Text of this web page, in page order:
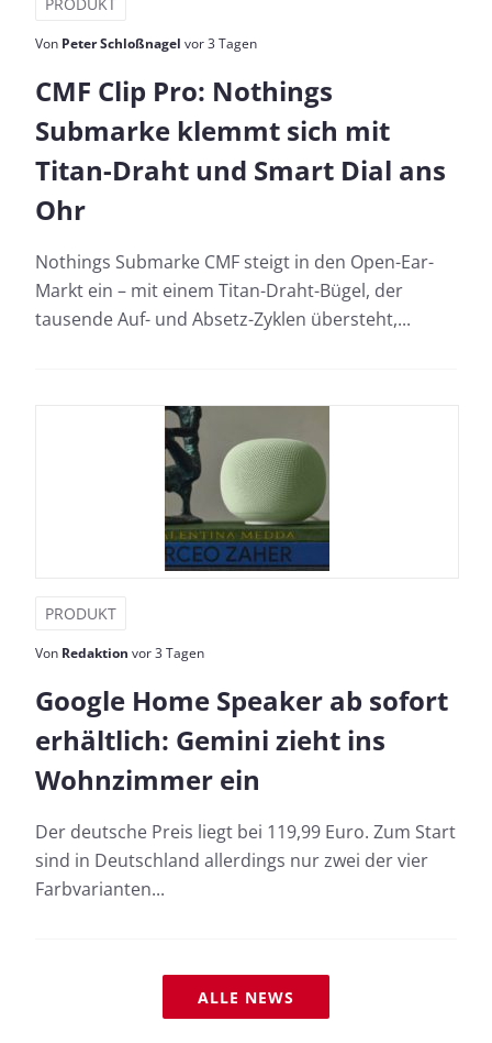
Von Peter Schloßnagel vor 3 Tagen
CMF Clip Pro: Nothings
Submarke klemmt sich mit
Titan-Draht und Smart Dial ans
Ohr
Nothings Submarke CMF steigt in den Open-Ear-
Markt ein – mit einem Titan-Draht-Bügel, der
tausende Auf- und Absetz-Zyklen übersteht,...
PRODUKT
Von Redaktion vor 3 Tagen
Google Home Speaker ab sofort
erhältlich: Gemini zieht ins
Wohnzimmer ein
Der deutsche Preis liegt bei 119,99 Euro. Zum Start
sind in Deutschland allerdings nur zwei der vier
Farbvarianten...
ALLE NEWS